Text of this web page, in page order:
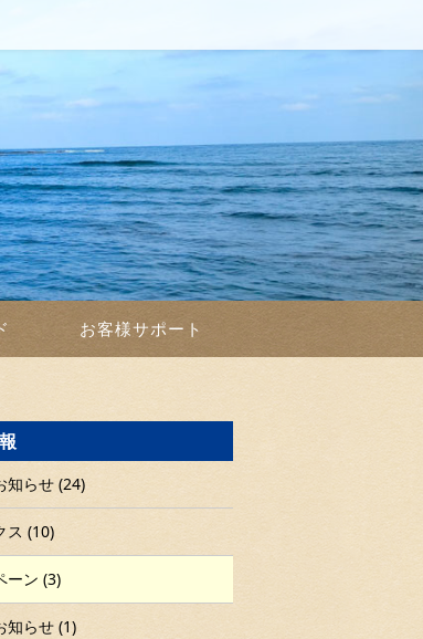
お客様サポート
知らせ (24)
ス (10)
ーン (3)
知らせ (1)